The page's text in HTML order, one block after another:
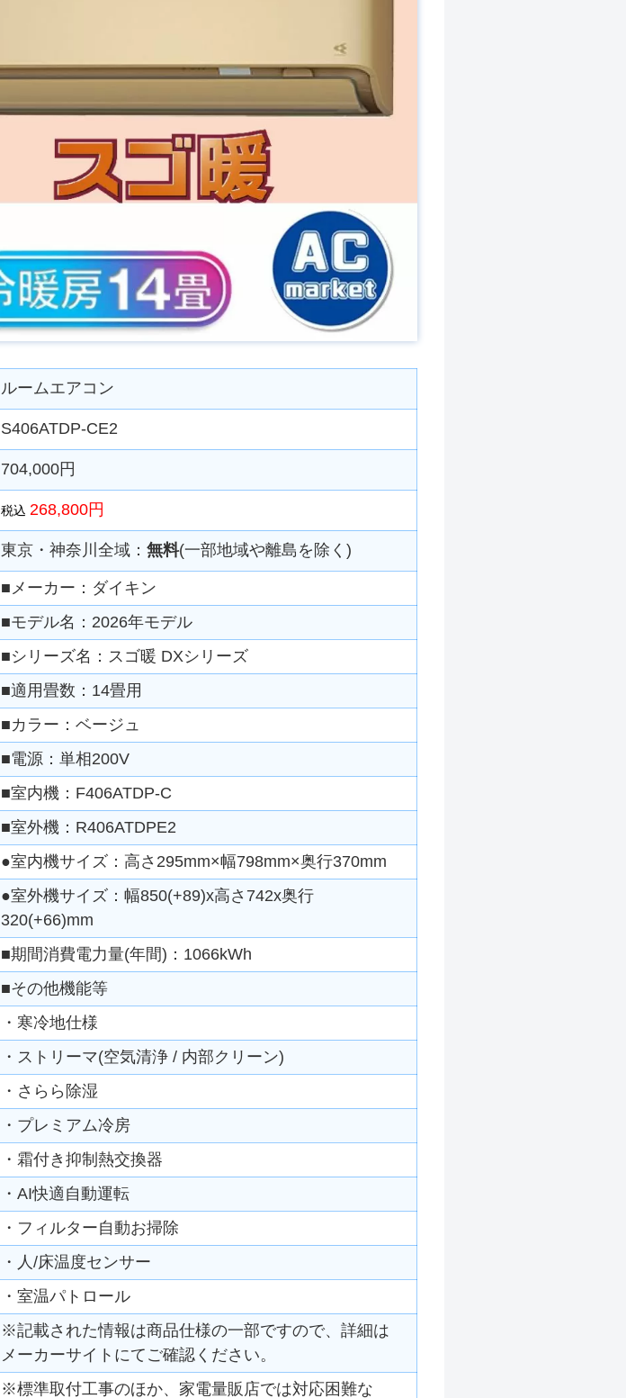
ルームエアコン
S406ATDP-CE2
704,000円
税込 268,800円
東京・神奈川全域： 無料(一部地域や離島を除く)
■メーカー：ダイキン
■モデル名：2026年モデル
■シリーズ名：スゴ暖 DXシリーズ
■適用畳数：14畳用
■カラー：ベージュ
■電源：単相200V
■室内機：F406ATDP-C
■室外機：R406ATDPE2
●室内機サイズ：高さ295mm×幅798mm×奥行370mm
●室外機サイズ：幅850(+89)x高さ742x奥行
320(+66)mm
■期間消費電力量(年間)：1066kWh
■その他機能等
・寒冷地仕様
・ストリーマ(空気清浄 / 内部クリーン)
・さらら除湿
・プレミアム冷房
・霜付き抑制熱交換器
・AI快適自動運転
・フィルター自動お掃除
・人/床温度センサー
・室温パトロール
※記載された情報は商品仕様の一部ですので、詳細は
メーカーサイトにてご確認ください。
※標準取付工事のほか、家電量販店では対応困難な